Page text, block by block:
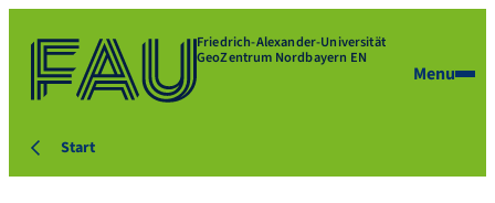
Friedrich-Alexander-Universität
GeoZentrum Nordbayern EN
Menu
Start